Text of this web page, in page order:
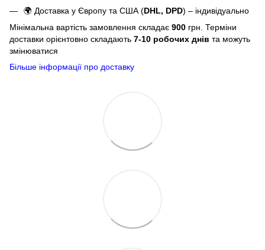
🌍 Доставка у Європу та США (DHL, DPD) – індивідуально
Мінімальна вартість замовлення складає 900 грн. Терміни
доставки орієнтовно складають 7-10 робочих днів та можуть
змінюватися
Більше інформації про доставку